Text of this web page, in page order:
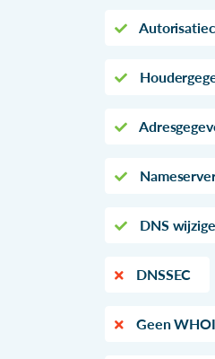
DNS
DNSSEC
Geen